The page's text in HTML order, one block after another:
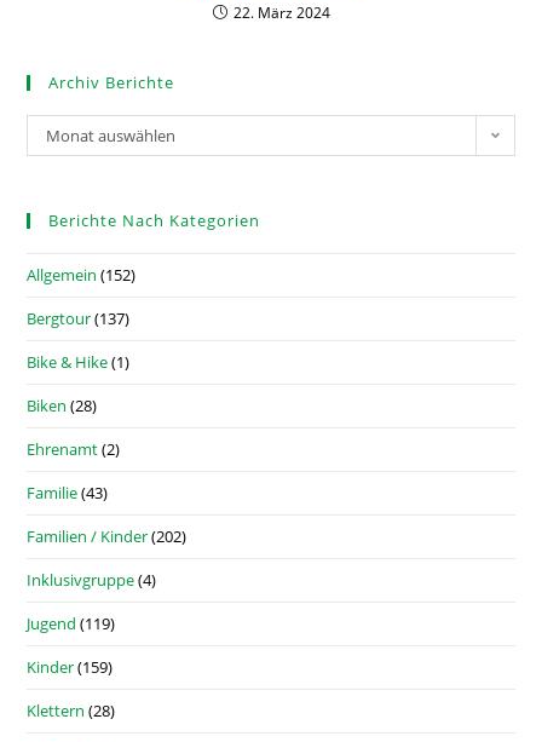
22. März 2024
Archiv Berichte
Monat auswählen
Berichte Nach Kategorien
Allgemein (152)
Bergtour(137)
Bike & Hike(1)
Biken (28)
Ehrenamt(2)
Familie(43)
Familien / Kinder(202)
Inklusivgruppe(4)
Jugend (119)
Kinder(159)
Klettern (28)